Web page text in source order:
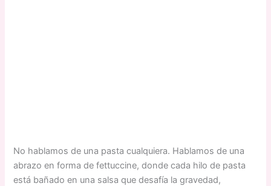
No hablamos de una pasta cualquiera. Hablamos de una
abrazo en forma de fettuccine, donde cada hilo de pasta
está bañado en una salsa que desafía la gravedad,